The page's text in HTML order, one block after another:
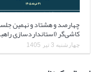
چهارصد و هشتاد و نهمین
کاشی‌گر (استانداردسازی
چهارشنبه 3 تیر 1405